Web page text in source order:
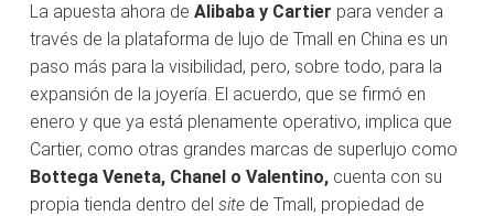
La apuesta ahora de Alibaba y Cartier para vender a
través de la plataforma de lujo de Tmall en China es un
paso más para la visibilidad, pero, sobre todo, para la
expansión de la joyería. El acuerdo, que se firmó en
enero y que ya está plenamente operativo, implica que
Cartier, como otras grandes marcas de superlujo como
Bottega Veneta, Chanel o Valentino, cuenta con su
propia tienda dentro del site de Tmall, propiedad de